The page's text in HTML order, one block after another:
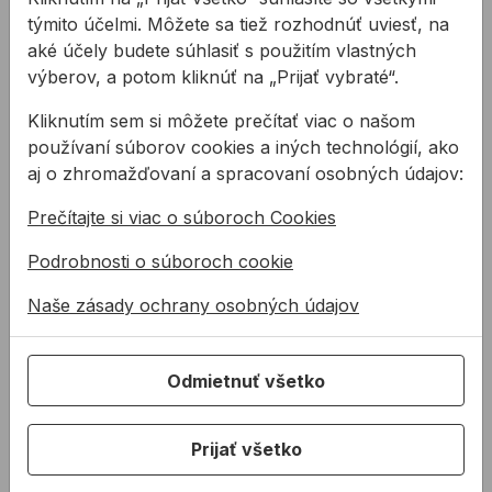
Lepiaca pasta
AIRSTOP FROZEN
FROZEN sa používa na
parozábran EPDM a
AIRSTOP, strešných a
fasá ...
38,25 €
22,95 € /ks
Na sklade
Lepiaca/tesniaca
páska Gerband 386
spájanie a opravovanie
zložená zo špeciálneho
flísu, ...
od1,03 €
Na sklade
týmito účelmi. Môžete sa tiež rozhodnúť uviesť, na
aké účely budete súhlasiť s použitím vlastných
výberov, a potom kliknúť na „Prijať vybraté“.
Kliknutím sem si môžete prečítať viac o našom
používaní súborov cookies a iných technológií, ako
aj o zhromažďovaní a spracovaní osobných údajov:
Prečítajte si viac o súboroch Cookies
Podrobnosti o súboroch cookie
Naše zásady ochrany osobných údajov
Odmietnuť všetko
Prijať všetko